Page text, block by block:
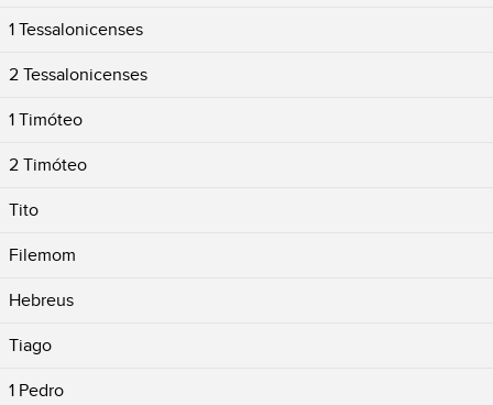
1 Tessalonicenses
2 Tessalonicenses
1 Timóteo
2 Timóteo
Tito
Filemom
Hebreus
Tiago
1 Pedro